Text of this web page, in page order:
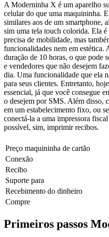
A Moderninha X é um aparelho
celular do que uma maquininha.
similares aos de um smartphone,
sim uma tela touch colorida. Ela
precisa de mobilidade, mas
funcionalidades nem em estética.
duração de 10 horas, o que pode
e vendedores que não desejem
dia. Uma funcionalidade que ela
para seus clientes. Entretanto,
essencial, já que você consegue
o desejem por SMS. Além disso,
em um estabelecimento fixo, ou
conectá-la a uma impressora
possível, sim, imprimir recibos.
Preço maquininha de cartão
Conexão
Recibo
Suporte para
Recebimento do dinheiro
Compre
Primeiros passos